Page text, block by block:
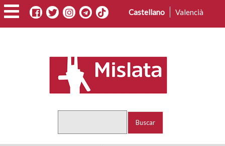
Pasar
al
contenido
Castellano Valencià